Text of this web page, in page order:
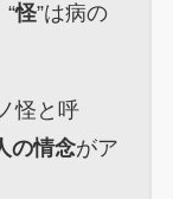
怪”は病の
怪と呼
の情念がア